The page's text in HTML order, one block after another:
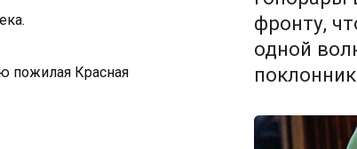
пожилая Красная
фронту,
одной